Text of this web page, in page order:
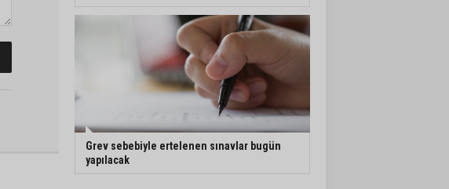
Grev sebebiyle ertelenen sınavlar bugün
yapılacak